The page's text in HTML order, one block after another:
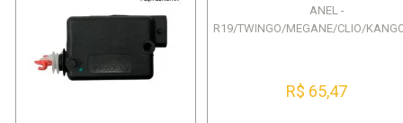
ANEL -
R19/TWINGO/MEGANE/CLIO/
R$ 65,47